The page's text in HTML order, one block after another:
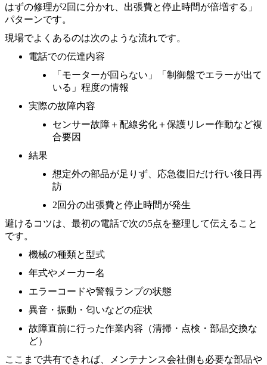
はずの修理が2回に分かれ、出張費と停止時間が倍増する」
パターンです。
現場でよくあるのは次のような流れです。
電話での伝達内容
「モーターが回らない」「制御盤でエラーが出て
いる」程度の情報
実際の故障内容
センサー故障＋配線劣化＋保護リレー作動など複
合要因
結果
想定外の部品が足りず、応急復旧だけ行い後日再
訪
2回分の出張費と停止時間が発生
避けるコツは、最初の電話で次の5点を整理して伝えること
です。
機械の種類と型式
年式やメーカー名
エラーコードや警報ランプの状態
異音・振動・匂いなどの症状
故障直前に行った作業内容（清掃・点検・部品交換な
ど）
ここまで共有できれば、メンテナンス会社側も必要な部品や